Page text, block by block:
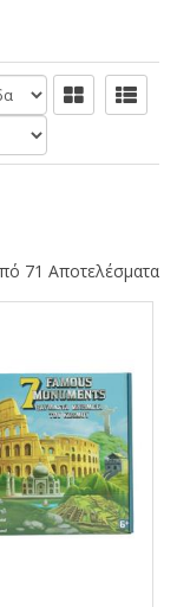
71 Αποτελέσματα